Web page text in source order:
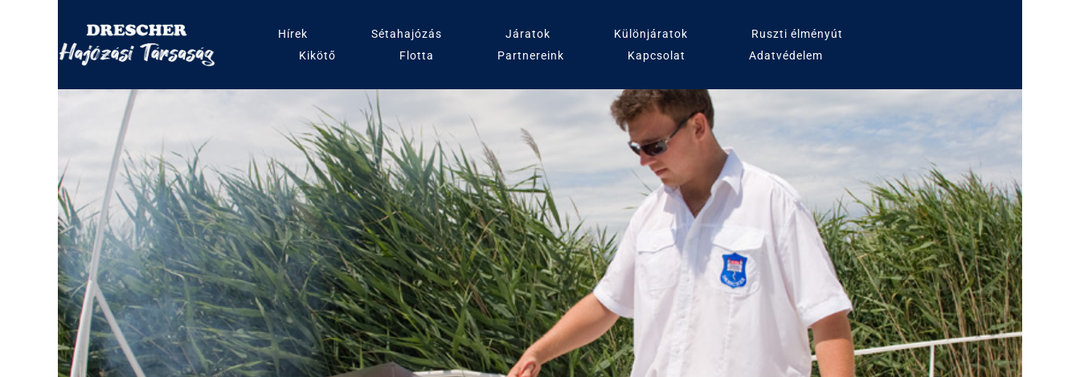
Hírek Sétahajózás Járatok Különjáratok
Ruszti élményút
Kikötő
Flotta Partnereink Kapcsolat Adatvédelem